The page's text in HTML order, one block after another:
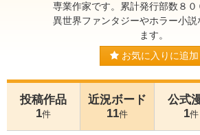
専業作家です。累計発行部数８０
異世界ファンタジーやホラー小
ます。
お気に入りに追加
投稿作品
1件
近況ボード
11件
公式
1件